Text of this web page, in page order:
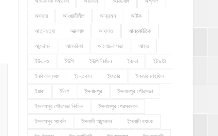
অসহায় আওয়ামীলীগ আক্রমন আটক
আত্নহত্যা আত্মসাৎ আদালত আন্তর্জাতিক
আন্দোলন আমেরিকা আলোচনা সভা আহত
ইউএনও ইউপি ইউপি নির্বাচন ইজারা ইটভাটা
ইনকিলাব মঞ্চ ইন্তেকাল ইফতার ইফতার মাহফিল
ইয়াবা ইলিশ ইসলামপুর ইসলামপুর পৌরসভা
ইসলামপুর পৌরসভা নির্বাচন ইসলামপুর প্রেসক্লাব
ইসলামপুর সার্কেল ইসলামী আন্দোলন ইসলামী ব্যাংক